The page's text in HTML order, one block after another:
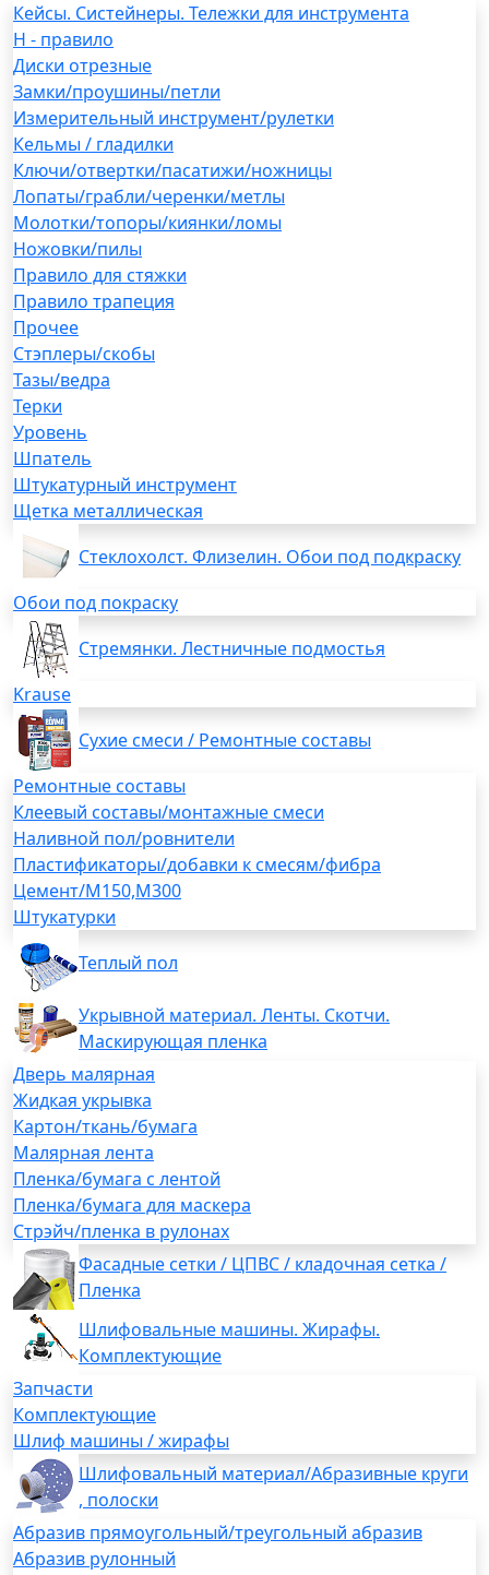
Кейсы. Систейнеры. Тележки для инструмента
H - правило
Диски отрезные
Замки/проушины/петли
Измерительный инструмент/рулетки
Кельмы / гладилки
Ключи/отвертки/пасатижи/ножницы
Лопаты/грабли/черенки/метлы
Молотки/топоры/киянки/ломы
Ножовки/пилы
Правило для стяжки
Правило трапеция
Прочее
Стэплеры/скобы
Тазы/ведра
Терки
Уровень
Шпатель
Штукатурный инструмент
Щетка металлическая
Стеклохолст. Флизелин. Обои под подкраску
Обои под покраску
Стремянки. Лестничные подмостья
Krause
Сухие смеси / Ремонтные составы
Ремонтные составы
Клеевый составы/монтажные смеси
Наливной пол/ровнители
Пластификаторы/добавки к смесям/фибра
Цемент/М150,М300
Штукатурки
Теплый пол
Укрывной материал. Ленты. Скотчи.
Маскирующая пленка
Дверь малярная
Жидкая укрывка
Картон/ткань/бумага
Малярная лента
Пленка/бумага с лентой
Пленка/бумага для маскера
Стрэйч/пленка в рулонах
Фасадные сетки / ЦПВС / кладочная сетка /
Пленка
Шлифовальные машины. Жирафы.
Комплектующие
Запчасти
Комплектующие
Шлиф машины / жирафы
Шлифовальный материал/Абразивные круги
, полоски
Абразив прямоугольный/треугольный абразив
Абразив рулонный